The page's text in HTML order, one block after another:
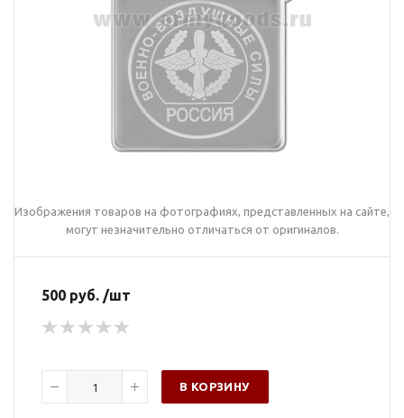
Изображения товаров на фотографиях, представленных на сайте,
могут незначительно отличаться от оригиналов.
500 руб. /шт
В КОРЗИНУ